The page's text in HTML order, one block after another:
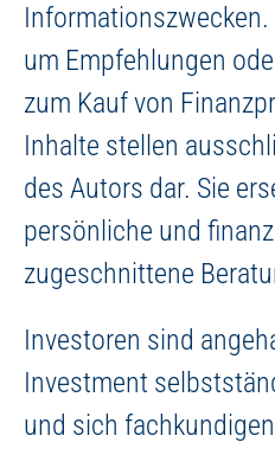
um Empfehlungen
zum Kauf von
Inhalte stellen
des Autors dar. Sie
persönliche und
zugeschnittene
Investoren sind
Investment
und sich